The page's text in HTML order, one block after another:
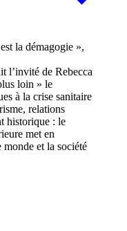
l’invité de Rebecca
loin » le
à la crise sanitaire
relations
historique : le
met en
monde et la société